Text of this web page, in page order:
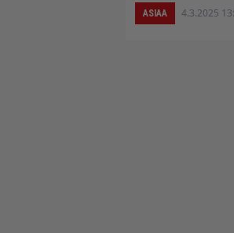
ASIAA 4.3.2025